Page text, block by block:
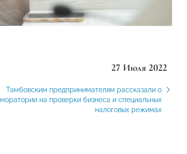
27 Июля 2022
Тамбовским предпринимателям рассказали о
моратории на проверки бизнеса и специальных
налоговых режимах